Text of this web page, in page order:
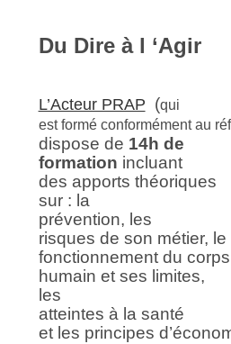
Du Dire à l ‘Agir
L’Acteur PRAP (qui
est formé conformément au
dispose de 14h de
formation incluant
des apports théoriques
sur : la
prévention, l es
risques de son métier, l e
fonctionnement du corps
humain et ses limites,
les
atteintes à la santé
et les principes